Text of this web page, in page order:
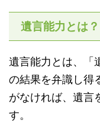
遺言能力とは？
遺言能力とは、「
の結果を弁識し得
がなければ、遺言
す。